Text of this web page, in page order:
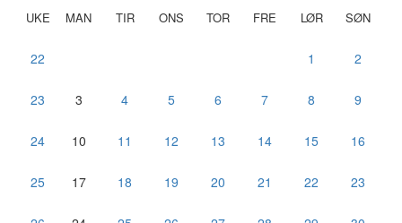
UKE MAN TIR ONS TOR FRE LØR SØN
22 1 2
23 3 4 5 6 7 8 9
24 10 11 12 13 14 15 16
25 17 18 19 20 21 22 23